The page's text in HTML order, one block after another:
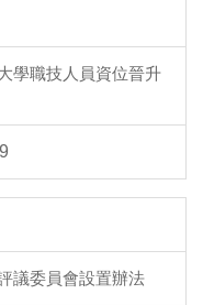
學職技人員資位晉升
議委員會設置辦法